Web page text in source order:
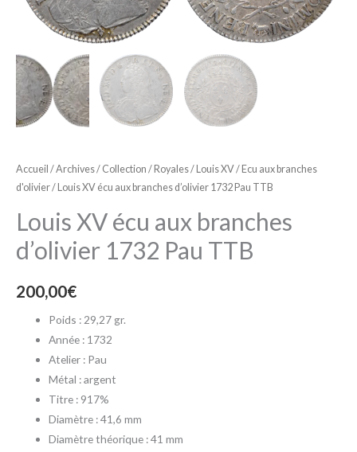
Accueil /Archives/ Collection / Royales/ Louis XV/ Ecu aux branches
d'olivier/ Louis XV écu aux branches d’olivier 1732 Pau TTB
Louis XV écu aux branches
d’olivier 1732 Pau TTB
200,00€
Poids : 29,27 gr.
Année : 1732
Atelier : Pau
Métal : argent
Titre : 917%
Diamètre : 41,6 mm
Diamètre théorique : 41 mm